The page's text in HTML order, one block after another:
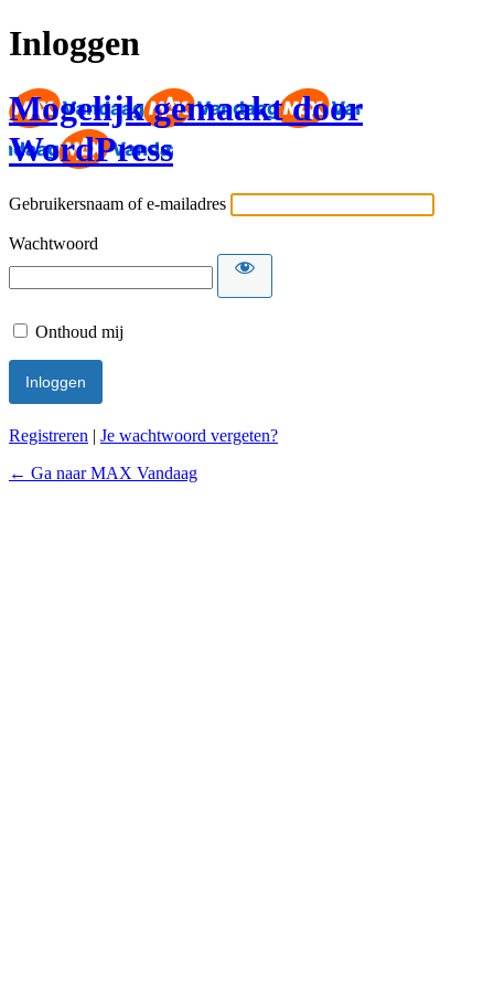
Inloggen
Mogelijk gemaakt door
WordPress
Gebruikersnaam of e-mailadres
Wachtwoord
Onthoud mij
Registreren | Je wachtwoord vergeten?
← Ga naar MAX Vandaag